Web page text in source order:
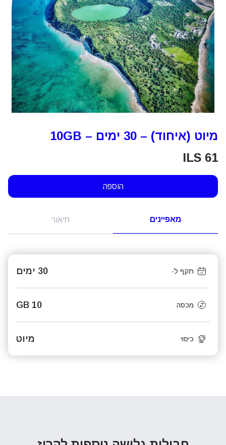
מיוט (איחוד) – 30 ימים – 10GB
ILS 61
הוספה
מאפיינים תיאור
תקף ל- 30 ימים
מכסה 10 GB
כיסוי מיוט